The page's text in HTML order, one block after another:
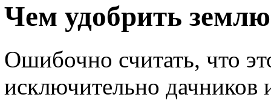
Чем удобрить
Ошибочно считать, что
исключительно дачников